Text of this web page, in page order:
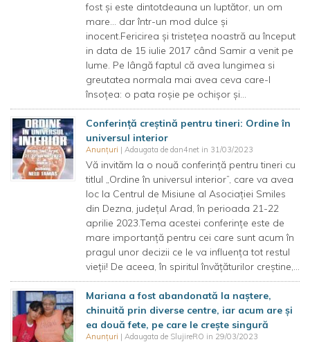
fost și este dintotdeauna un luptător, un om
mare… dar într-un mod dulce și
inocent.Fericirea și tristețea noastră au început
in data de 15 iulie 2017 când Samir a venit pe
lume. Pe lângă faptul că avea lungimea si
greutatea normala mai avea ceva care-l
însoțea: o pata roșie pe ochișor și...
Conferință creștină pentru tineri: Ordine în
universul interior
Anunțuri | Adaugata de dan4net in 31/03/2023
Vă invităm la o nouă conferință pentru tineri cu
titlul „Ordine în universul interior”, care va avea
loc la Centrul de Misiune al Asociației Smiles
din Dezna, județul Arad, în perioada 21-22
aprilie 2023.Tema acestei conferințe este de
mare importanță pentru cei care sunt acum în
pragul unor decizii ce le va influența tot restul
vieții! De aceea, în spiritul învățăturilor creștine,...
Mariana a fost abandonată la naștere,
chinuită prin diverse centre, iar acum are și
ea două fete, pe care le crește singură
Anunțuri | Adaugata de SlujireRO in 29/03/2023